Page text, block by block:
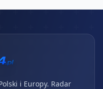
i Europy. Radar